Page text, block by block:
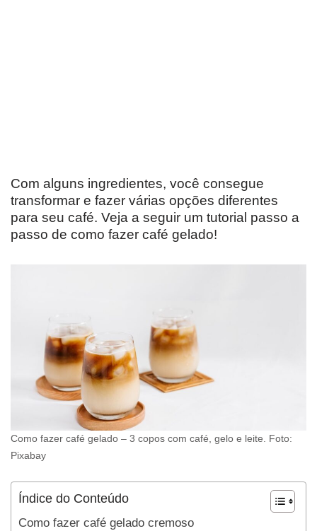
Com alguns ingredientes, você consegue
transformar e fazer várias opções diferentes
para seu café. Veja a seguir um tutorial passo a
passo de como fazer café gelado!
Como fazer café gelado – 3 copos com café, gelo e leite. Foto:
Pixabay
Índice do Conteúdo
Como fazer café gelado cremoso